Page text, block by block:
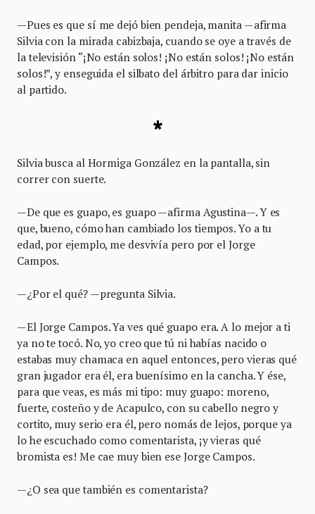
—Pues es que sí me dejó bien pendeja, manita —afirma
Silvia con la mirada cabizbaja, cuando se oye a través de
la televisión “¡No están solos! ¡No están solos! ¡No están
solos!”, y enseguida el silbato del árbitro para dar inicio
al partido.
*
Silvia busca al Hormiga González en la pantalla, sin
correr con suerte.
—De que es guapo, es guapo —afirma Agustina—. Y es
que, bueno, cómo han cambiado los tiempos. Yo a tu
edad, por ejemplo, me desvivía pero por el Jorge
Campos.
—¿Por el qué? —pregunta Silvia.
—El Jorge Campos. Ya ves qué guapo era. A lo mejor a ti
ya no te tocó. No, yo creo que tú ni habías nacido o
estabas muy chamaca en aquel entonces, pero vieras qué
gran jugador era él, era buenísimo en la cancha. Y ése,
para que veas, es más mi tipo: muy guapo: moreno,
fuerte, costeño y de Acapulco, con su cabello negro y
cortito, muy serio era él, pero nomás de lejos, porque ya
lo he escuchado como comentarista, ¡y vieras qué
bromista es! Me cae muy bien ese Jorge Campos.
—¿O sea que también es comentarista?